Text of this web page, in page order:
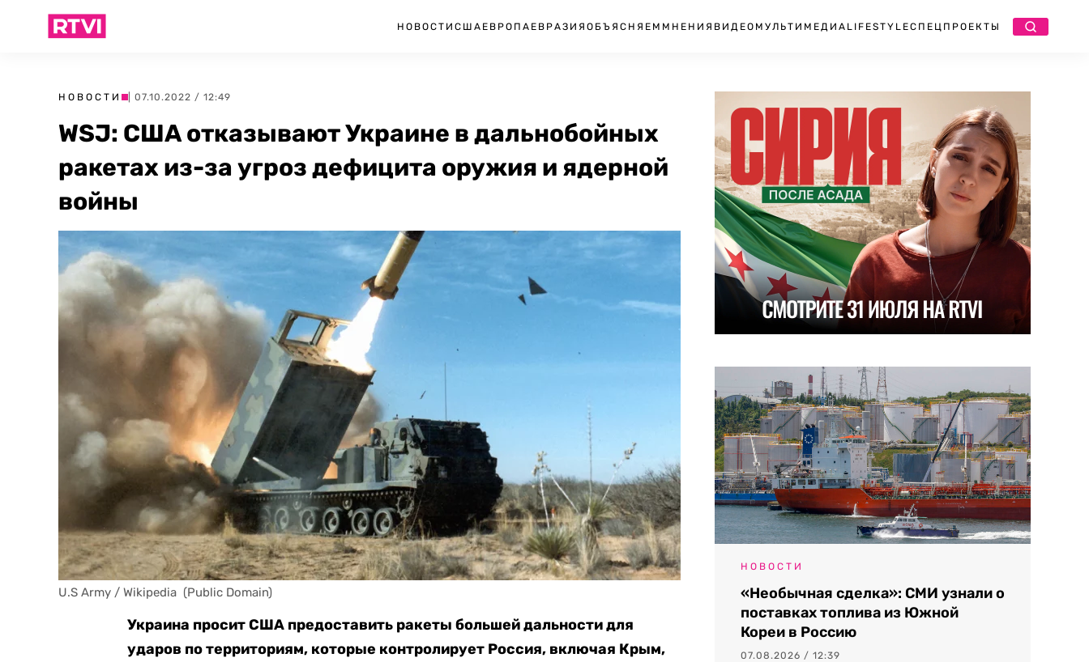
НОВОСТИ США ЕВРОПА ЕВРАЗИЯ ОБЪЯСНЯЕМ МНЕНИЯ ВИДЕО МУЛЬТИМЕДИА LIFESTYLEСПЕЦПРОЕКТЫ
НОВОСТИ | 07.10.2022 / 12:49
WSJ: США отказывают Украине в дальнобойных
ракетах из-за угроз дефицита оружия и ядерной
войны
U.S Army / Wikipedia  (Public Domain)
Украина просит США предоставить ракеты большей дальности для
ударов по территориям, которые контролирует Россия, включая Крым,
НОВОСТИ
«Необычная сделка»: СМИ узнали о
поставках топлива из Южной
Кореи в Россию
07.08.2026 / 12:39